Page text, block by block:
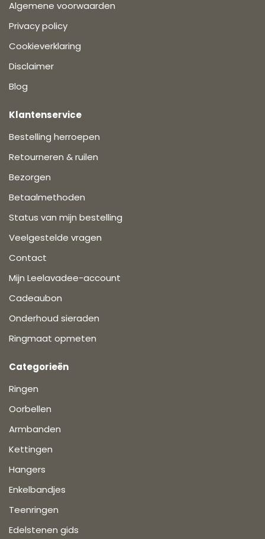
Algemene voorwaarden
Privacy policy
Cookieverklaring
Disclaimer
Blog
Klantenservice
Bestelling herroepen
Retourneren & ruilen
Bezorgen
Betaalmethoden
Status van mijn bestelling
Veelgestelde vragen
Contact
Mijn Leelavadee-account
Cadeaubon
Onderhoud sieraden
Ringmaat opmeten
Categorieën
Ringen
Oorbellen
Armbanden
Kettingen
Hangers
Enkelbandjes
Teenringen
Edelstenen gids